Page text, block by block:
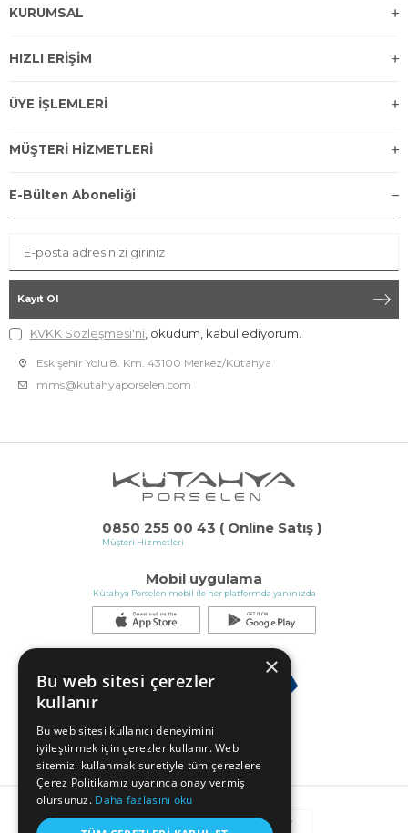
0850 255 00 43 ( Online Satış )
Müşteri Hizmetleri
Mobil uygulama
Kütahya Porselen mobil ile her platformda yanınızda
KURUMSAL
HIZLI ERİŞİM
ÜYE İŞLEMLERİ
MÜŞTERİ HİZMETLERİ
E-Bülten Aboneliği
Kayıt Ol
KVKK Sözleşmesi'ni , okudum, kabul ediyorum.
Eskişehir Yolu 8. Km. 43100 Merkez/Kütahya
mms@kutahyaporselen.com
×
Bu web sitesi çerezler
kullanır
Bu web sitesi kullanıcı deneyimini
iyileştirmek için çerezler kullanır. Web
sitemizi kullanmak suretiyle tüm çerezlere
Çerez Politikamız uyarınca onay vermiş
olursunuz. Daha fazlasını oku